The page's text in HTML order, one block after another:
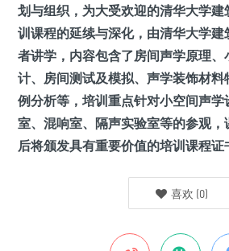
划与组织，为大受欢迎的清华大学
训课程的延续与深化，由清华大学
者讲学，内容包含了房间声学原理
计、房间测试及模拟、声学装饰材
例分析等，培训重点针对小空间声
室、混响室、隔声实验室等的参观
后将颁发具有重要价值的培训课程证
喜欢 (0)